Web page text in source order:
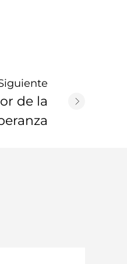
de la